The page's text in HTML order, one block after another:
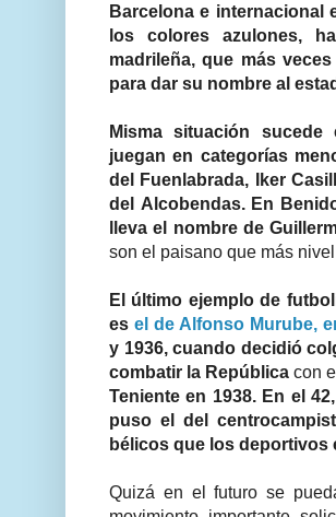
Barcelona e internacional
los colores azulones,
madrileña, que más
para dar su nombre al
Misma situación
juegan en categorías
del Fuenlabrada, Iker
del Alcobendas. En
lleva el nombre de
son el paisano que más
El último ejemplo de
es el de Alfonso Murube,
y 1936, cuando decidió
combatir la República con
Teniente en 1938. En el
puso el del
bélicos que los deportivos
Quizá en el futuro se